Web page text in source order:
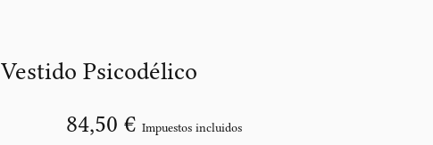
Vestido Psicodélico
84,50 € Impuestos incluidos